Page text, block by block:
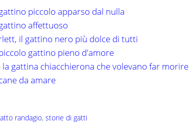
piccolo apparso dal nulla
affettuoso
il gattino nero più dolce di tutti
gattino pieno d'amore
la gattina chiacchierona che volevano far morire
da amare
randagio,storie di gatti